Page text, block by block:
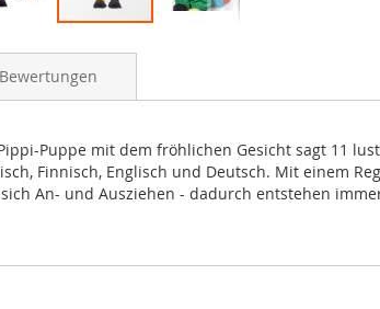
Puppe mit dem fröhlichen Gesicht sagt 11
Finnisch, Englisch und Deutsch. Mit einem
An- und Ausziehen - dadurch entstehen
Bewertungen